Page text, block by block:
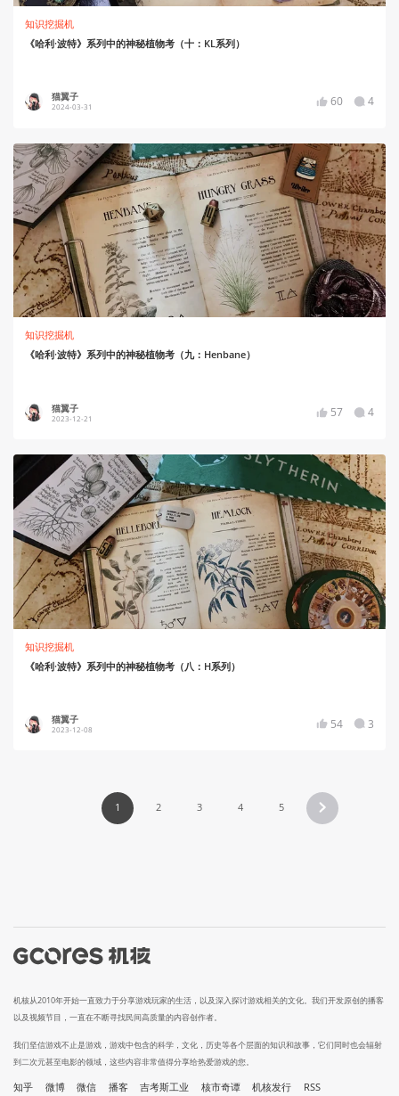
知识挖掘机
《哈利·波特》系列中的神秘植物考（十：KL系列）
猫翼子
2024-03-31 60 4
知识挖掘机
《哈利·波特》系列中的神秘植物考（九：Henbane）
猫翼子
2023-12-21 57 4
知识挖掘机
《哈利·波特》系列中的神秘植物考（八：H系列）
猫翼子
2023-12-08 54 3
1 2 3 4 5
机核从2010年开始一直致力于分享游戏玩家的生活，以及深入探讨游戏相关的文化。我们开发原创的播客
以及视频节目，一直在不断寻找民间高质量的内容创作者。
我们坚信游戏不止是游戏，游戏中包含的科学，文化，历史等各个层面的知识和故事，它们同时也会辐射
到二次元甚至电影的领域，这些内容非常值得分享给热爱游戏的您。
知乎 微博 微信 播客 吉考斯工业 核市奇谭 机核发行 RSS